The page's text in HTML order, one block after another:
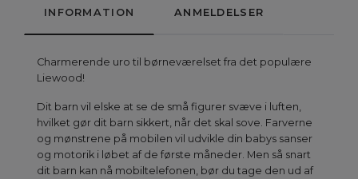
INFORMATION ANMELDELSER
Charmerende uro til børneværelset fra det populære
Liewood!
Dit barn vil elske at se de små figurer svæve i luften,
hvilket gør dit barn sikkert, når det skal sove. Farverne
og mønstrene på mobilen vil udvikle din babys sanser
og motorik i løbet af de første måneder. Men så snart
dit barn kan nå mobiltelefonen, bør du tage den ud af